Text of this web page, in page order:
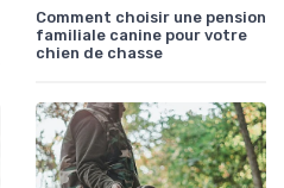
Comment choisir une pension
familiale canine pour votre
chien de chasse